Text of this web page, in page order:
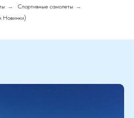
→ Спортивные самолеты →
Новинки)